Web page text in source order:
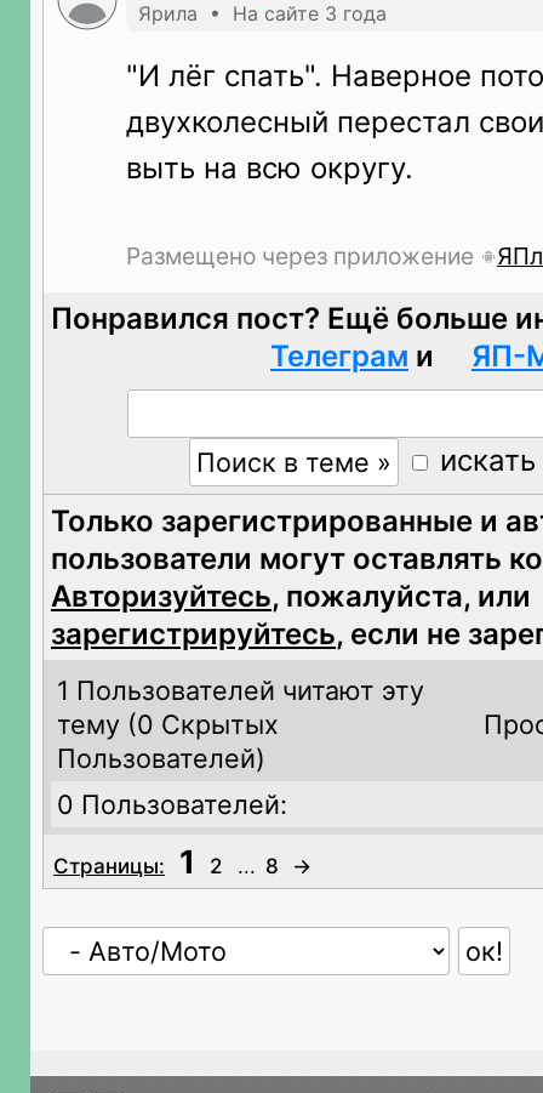
Ярила • На сайте 3 года
"И лёг спать". Наверное
двухколесный перестал
выть на всю округу.
Размещено через приложение
Понравился пост? Ещё больше
Телеграм и ЯП-
Только зарегистрированные и
пользователи могут оставлять
Авторизуйтесь, пожалуйста, или
зарегистрируйтесь, если не
1 Пользователей читают эту
тему (0 Скрытых
Пользователей)
0 Пользователей:
Страницы: 1 2 ... 8 →